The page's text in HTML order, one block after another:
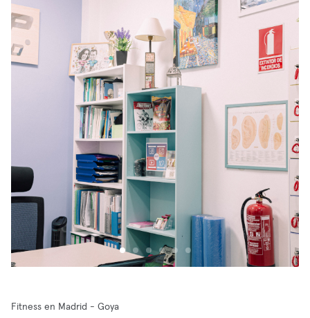
Fitness en Madrid - Goya